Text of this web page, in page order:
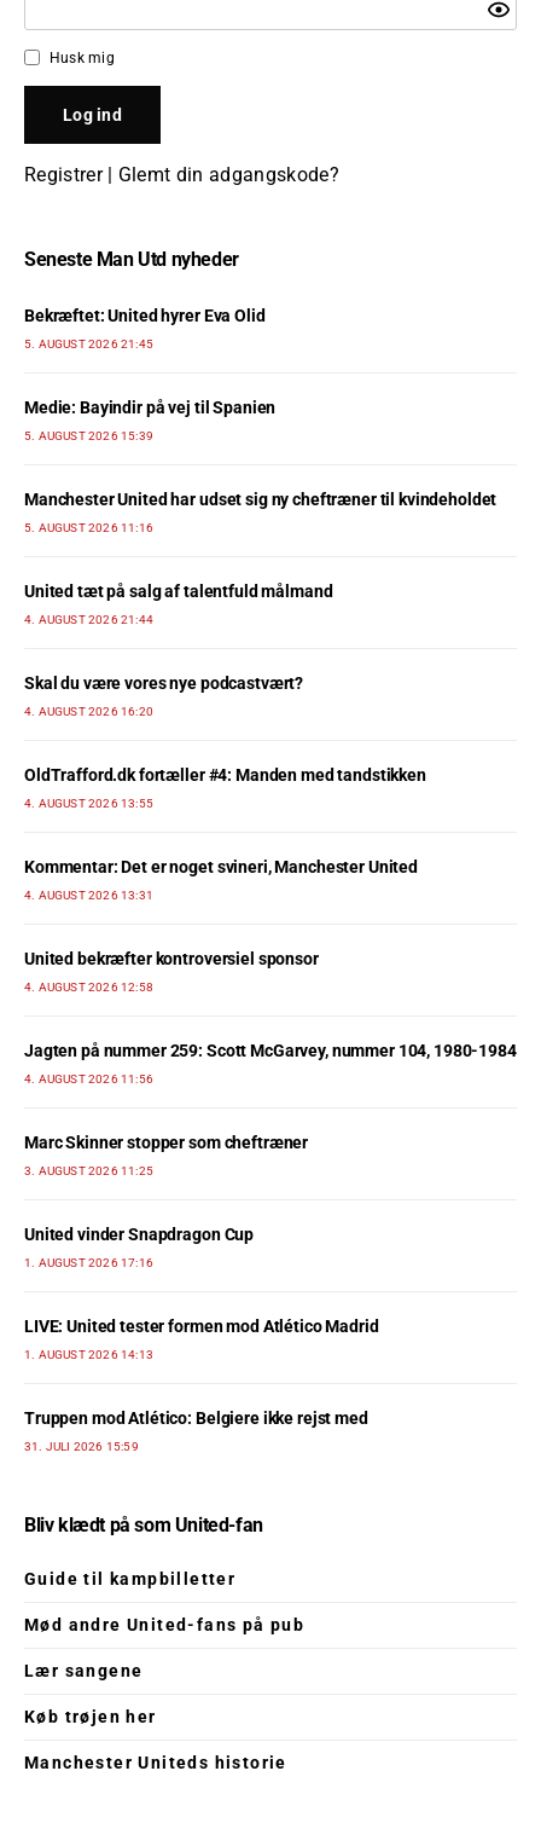
Husk mig
Registrer| Glemt din adgangskode?
Seneste Man Utd nyheder
Bekræftet: United hyrer Eva Olid
5. AUGUST 2026 21:45
Medie: Bayindir på vej til Spanien
5. AUGUST 2026 15:39
Manchester United har udset sig ny cheftræner til kvindeholdet
5. AUGUST 2026 11:16
United tæt på salg af talentfuld målmand
4. AUGUST 2026 21:44
Skal du være vores nye podcastvært?
4. AUGUST 2026 16:20
OldTrafford.dk fortæller #4: Manden med tandstikken
4. AUGUST 2026 13:55
Kommentar: Det er noget svineri, Manchester United
4. AUGUST 2026 13:31
United bekræfter kontroversiel sponsor
4. AUGUST 2026 12:58
Jagten på nummer 259: Scott McGarvey, nummer 104, 1980-1984
4. AUGUST 2026 11:56
Marc Skinner stopper som cheftræner
3. AUGUST 2026 11:25
United vinder Snapdragon Cup
1. AUGUST 2026 17:16
LIVE: United tester formen mod Atlético Madrid
1. AUGUST 2026 14:13
Truppen mod Atlético: Belgiere ikke rejst med
31. JULI 2026 15:59
Bliv klædt på som United-fan
Guide til kampbilletter
Mød andre United-fans på pub
Lær sangene
Køb trøjen her
Manchester Uniteds historie